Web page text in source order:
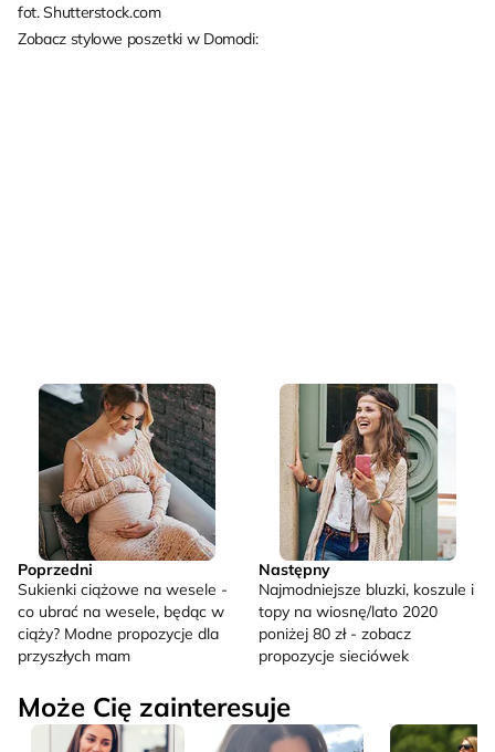
fot. Shutterstock.com
Zobacz stylowe poszetki w Domodi:
Poprzedni
Sukienki ciążowe na wesele -
co ubrać na wesele, będąc w
ciąży? Modne propozycje dla
przyszłych mam
Następny
Najmodniejsze bluzki, koszule i
topy na wiosnę/lato 2020
poniżej 80 zł - zobacz
propozycje sieciówek
Może Cię zainteresuje